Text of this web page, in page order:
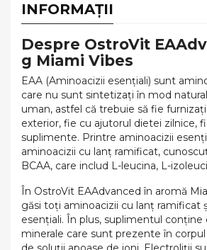
INFORMAȚII
Despre OstroVit
g Miami Vibes
EAA (Aminoacizii esențiali) sunt
care nu sunt sintetizați în mod
uman, astfel că trebuie să fie
exterior, fie cu ajutorul dietei zilnice,
suplimente. Printre aminoacizii
aminoacizii cu lanț ramificat,
BCAA, care includ L-leucina, L-
În OstroVit EAAdvanced în aromă
găsi toți aminoacizii cu lanț ramificat
esențiali. În plus, suplimentul conține
minerale care sunt prezente în